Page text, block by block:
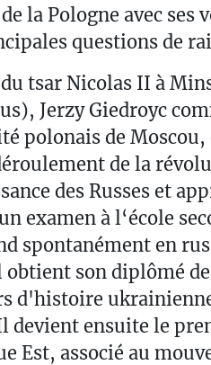
la Pologne avec ses
questions de
tsar Nicolas II à
Jerzy Giedroyc
polonais de Moscou,
de la
des Russes et
examen à l‘école
spontanément en
obtient son diplômé
d'histoire
devient ensuite le
Est, associé au